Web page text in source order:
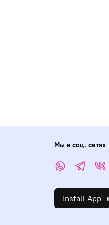
Мы в соц. сетях
Install App